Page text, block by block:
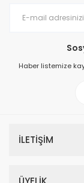
Haber listemize
İLETİŞİM